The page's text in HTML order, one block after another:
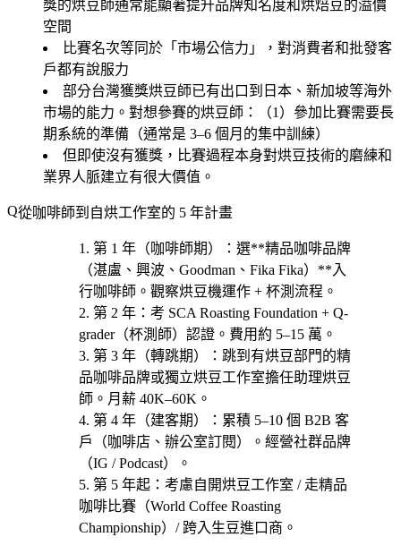
獎的烘豆師通常能顯著提升品牌知名度和烘焙豆的溢價
空間
比賽名次等同於「市場公信力」，對消費者和批發客
戶都有說服力
部分台灣獲獎烘豆師已有出口到日本、新加坡等海外
市場的能力。對想參賽的烘豆師：（1）參加比賽需要長
期系統的準備（通常是 3–6 個月的集中訓練）
但即使沒有獲獎，比賽過程本身對烘豆技術的磨練和
業界人脈建立有很大價值。
從咖啡師到自烘工作室的 5 年計畫
第 1 年（咖啡師期）
：選**精品咖啡品牌
（湛盧、興波、Goodman、Fika Fika）**入
行咖啡師。觀察烘豆機運作 + 杯測流程。
第 2 年 ：考 SCA Roasting Foundation + Q-
grader（杯測師）認證。費用約 5–15 萬。
第 3 年（轉跳期）
：跳到 有烘豆部門的精
品咖啡品牌或獨立烘豆工作室擔任助理烘豆
師。月薪 40K–60K。
第 4 年（建客期）
：累積 5–10 個 B2B 客
戶（咖啡店、辦公室訂閱）。經營社群品牌
（IG / Podcast）。
第 5 年起 ：考慮自開烘豆工作室 / 走精品
咖啡比賽（World Coffee Roasting
Championship）/ 跨入生豆進口商 。